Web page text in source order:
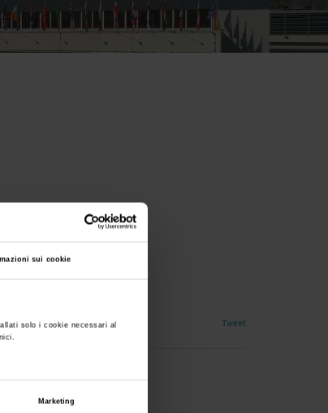
sui cookie
solo i cookie necessari al
Marketing
industriale
Tweet